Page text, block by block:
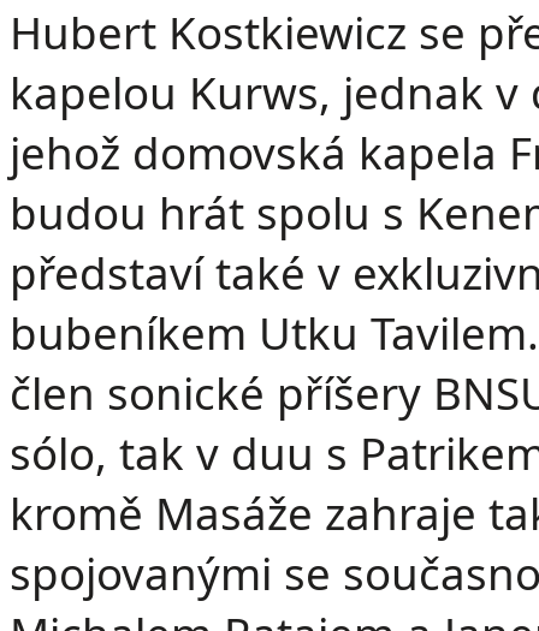
Hubert Kostkiewicz se
kapelou Kurws, jednak
jehož domovská kapela
budou hrát spolu s
představí také v
bubeníkem Utku
člen sonické příšery
sólo, tak v duu s
kromě Masáže zahraje
spojovanými se